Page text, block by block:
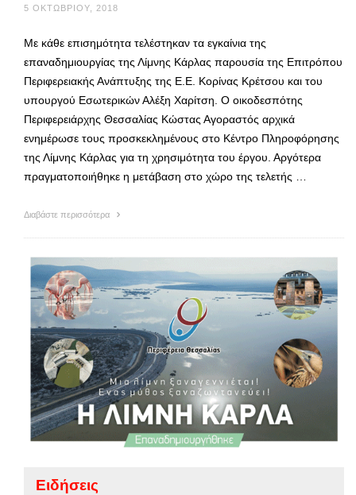
5 ΟΚΤΩΒΡΊΟΥ, 2018
Με κάθε επισημότητα τελέστηκαν τα εγκαίνια της
επαναδημιουργίας της Λίμνης Κάρλας παρουσία της Επιτρόπου
Περιφερειακής Ανάπτυξης της Ε.Ε. Κορίνας Κρέτσου και του
υπουργού Εσωτερικών Αλέξη Χαρίτση. Ο οικοδεσπότης
Περιφερειάρχης Θεσσαλίας Κώστας Αγοραστός αρχικά
ενημέρωσε τους προσκεκλημένους στο Κέντρο Πληροφόρησης
της Λίμνης Κάρλας για τη χρησιμότητα του έργου. Αργότερα
πραγματοποιήθηκε η μετάβαση στο χώρο της τελετής …
Διαβάστε περισσότερα
Ειδήσεις